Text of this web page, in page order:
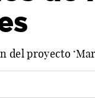
del proyecto